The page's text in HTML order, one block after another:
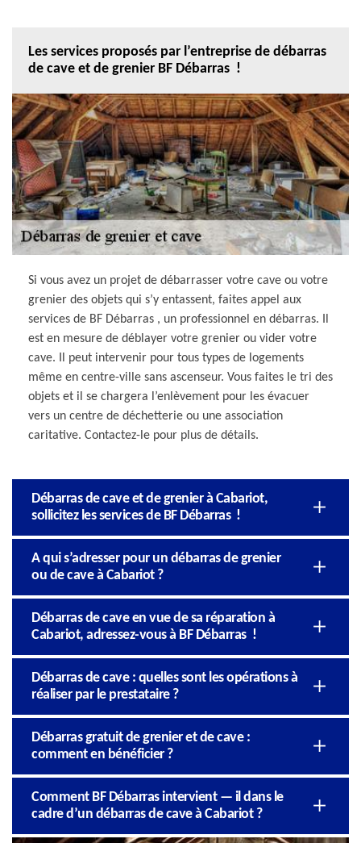
Les services proposés par l’entreprise de débarras
de cave et de grenier BF Débarras !
Si vous avez un projet de débarrasser votre cave ou votre
grenier des objets qui s’y entassent, faites appel aux
services de BF Débarras , un professionnel en débarras. Il
est en mesure de déblayer votre grenier ou vider votre
cave. Il peut intervenir pour tous types de logements
même en centre-ville sans ascenseur. Vous faites le tri des
objets et il se chargera l’enlèvement pour les évacuer
vers un centre de déchetterie ou une association
caritative. Contactez-le pour plus de détails.
Débarras de cave et de grenier à Cabariot,
sollicitez les services de BF Débarras !
A qui s’adresser pour un débarras de grenier
ou de cave à Cabariot ?
Débarras de cave en vue de sa réparation à
Cabariot, adressez-vous à BF Débarras !
Débarras de cave : quelles sont les opérations à
réaliser par le prestataire ?
Débarras gratuit de grenier et de cave :
comment en bénéficier ?
Comment BF Débarras intervient — il dans le
cadre d’un débarras de cave à Cabariot ?